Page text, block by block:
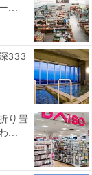
す
歌の浦温泉 萬
る理由
...
333
り畳
...